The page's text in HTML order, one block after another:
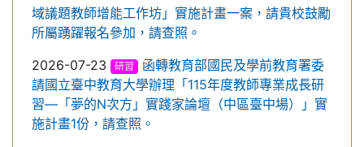
域議題教師增能工作坊」實施計畫一案，請貴校鼓勵
所屬踴躍報名參加，請查照。
2026-07-23
研習
函轉教育部國民及學前教育署委
請國立臺中教育大學辦理「115年度教師專業成長研
習—「夢的N次方」實踐家論壇（中區臺中場）」實
施計畫1份，請查照。